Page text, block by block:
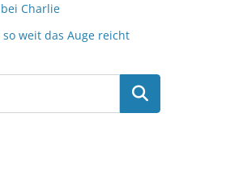
Charlie
so weit das Auge reicht